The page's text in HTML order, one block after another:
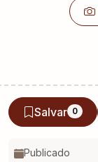
Salvar 0
Publicado